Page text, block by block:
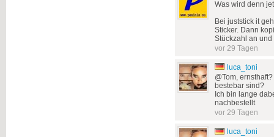
Was wird denn
Bei juststick it
Sticker. Dann
Stückzahl an und
vor 29 Tagen
luca_toni
@Tom,
bestebar sind?
Ich bin lange
nachbestellt
vor 29 Tagen
luca_toni